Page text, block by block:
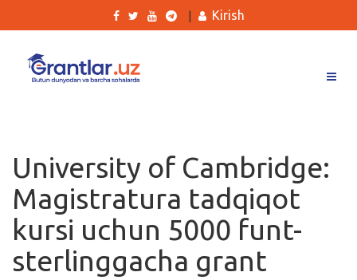
Ishlar
Kurslar
Blog
Yana
Kirish
University of Cambridge:
Magistratura tadqiqot
kursi uchun 5000 funt-
sterlinggacha grant